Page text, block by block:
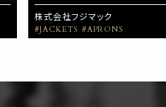
株式会社フジマック
#JACKETS #APRONS